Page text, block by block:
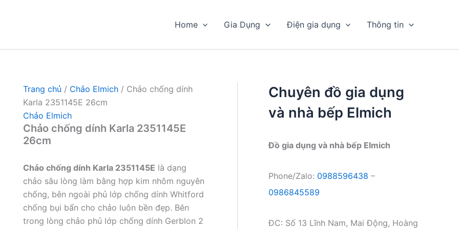
Home Gia Dụng Điện gia dụng Thông tin
Trang chủ / Chảo Elmich/ Chảo chống dính
Karla 2351145E 26cm
Chảo Elmich
Chảo chống dính Karla 2351145E
26cm
Chảo chống dính Karla 2351145E là dạng
chảo sâu lòng làm bằng hợp kim nhôm nguyên
chống, bên ngoài phủ lớp chống dính Whitford
chống bụi bẩn cho chảo luôn bền đẹp. Bên
trong lòng chảo phủ lớp chống dính Gerblon 2
Chuyên đồ gia dụng
và nhà bếp Elmich
Đồ gia dụng và nhà bếp Elmich
Phone/Zalo: 0988596438 –
0986845589
ĐC: Số 13 Lĩnh Nam, Mai Động, Hoàng